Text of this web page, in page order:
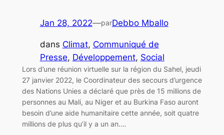
Jan 28, 2022—parDebbo Mballo
dans Climat, Communiqué de
Presse, Développement, Social
Lors d’une réunion virtuelle sur la région du Sahel, jeudi
27 janvier 2022, le Coordinateur des secours d’urgence
des Nations Unies a déclaré que près de 15 millions de
personnes au Mali, au Niger et au Burkina Faso auront
besoin d’une aide humanitaire cette année, soit quatre
millions de plus qu’il y a un an.…